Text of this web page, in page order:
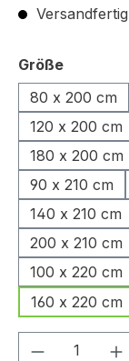
Größe
80 x 200 cm
120 x 200 cm
180 x 200 cm
90 x 210 cm
140 x 210 cm
200 x 210 cm
100 x 220 cm
160 x 220 cm
Produkt